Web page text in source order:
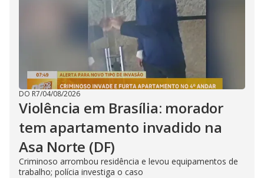
DO R7/04/08/2026
Violência em Brasília: morador
tem apartamento invadido na
Asa Norte (DF)
Criminoso arrombou residência e levou equipamentos de
trabalho; polícia investiga o caso